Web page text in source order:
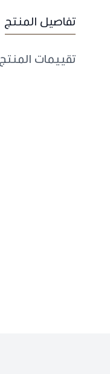
تفاصيل المنتج
تقييمات المنتج